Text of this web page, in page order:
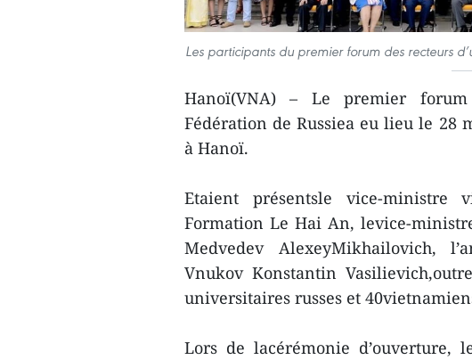
Les participants du premier forum des recteurs
Hanoï(VNA) – Le premier forum
Fédération de Russiea eu lieu le 28
à Hanoï.
Etaient présentsle vice-ministre
Formation Le Hai An, levice-
Medvedev AlexeyMikhailovich,
Vnukov Konstantin
universitaires russes et
Lors de lacérémonie